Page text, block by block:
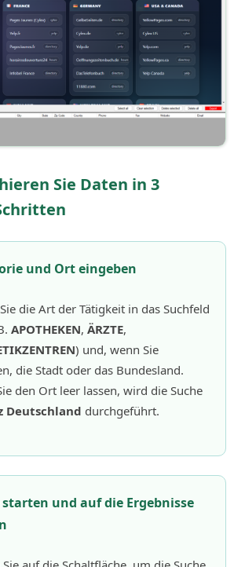
Sie Daten in 3
und Ort eingeben
die Art der Tätigkeit in das Suchfeld
APOTHEKEN, ÄRZTE,
) und, wenn Sie
die Stadt oder das Bundesland.
den Ort leer lassen, wird die Suche
Deutschland durchgeführt.
starten und auf die Ergebnisse